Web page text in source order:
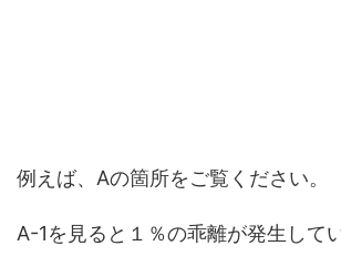
例えば、Aの箇所をご覧ください。
A-1を見ると１％の乖離が発生して